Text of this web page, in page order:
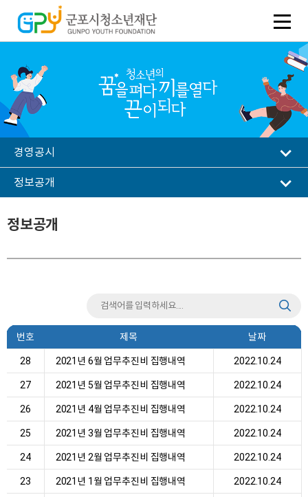
경영공시
정보공개
정보공개
번호 제목 날짜
28 2021년 6월 업무추진비 집행내역 2022.10.24
27 2021년 5월 업무추진비 집행내역 2022.10.24
26 2021년 4월 업무추진비 집행내역 2022.10.24
25 2021년 3월 업무추진비 집행내역 2022.10.24
24 2021년 2월 업무추진비 집행내역 2022.10.24
23 2021년 1월 업무추진비 집행내역 2022.10.24